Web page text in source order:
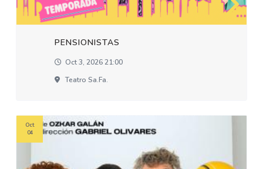
PENSIONISTAS
Oct 3, 2026 21:00
Teatro Sa.fa.
Oct
04